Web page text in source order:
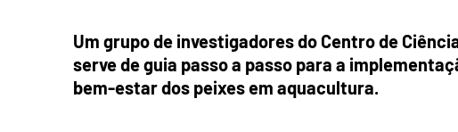
Um grupo de investigadores do Centro de
serve de guia passo a passo para a
bem-estar dos peixes em aquacultura.